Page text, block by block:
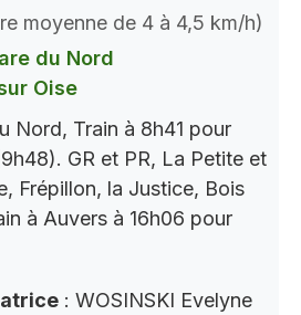
moyenne de 4 à 4,5 km/h)
du Nord
Oise
Nord, Train à 8h41 pour
GR et PR, La Petite et
Frépillon, la Justice, Bois
à Auvers à 16h06 pour
: WOSINSKI Evelyne